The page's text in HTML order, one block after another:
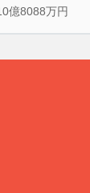
億8088万円